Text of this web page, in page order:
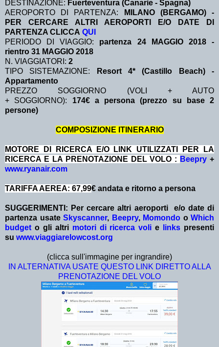
DESTINAZIONE: Fuerteventura (Canarie - Spagna)
AEROPORTO DI PARTENZA:
MILANO (BERGAMO) -
PER CERCARE ALTRI AEROPORTI E/O DATE DI
PARTENZA CLICCA QUI
PERIODO DI VIAGGIO: partenza 24 MAGGIO 2018 -
rientro 31 MAGGIO 2018
N. VIAGGIATORI: 2
TIPO SISTEMAZIONE:
Resort 4* (Castillo Beach) -
Appartamento
PREZZO SOGGIORNO (VOLI + AUTO
+ SOGGIORNO): 174€ a persona (prezzo su base 2
persone)
COMPOSIZIONE ITINERARIO
MOTORE DI RICERCA E/O LINK UTILIZZATI PER LA
RICERCA E LA PRENOTAZIONE DEL VOLO : Beepry +
www.ryanair.com
TARIFFA AEREA: 67,99€ andata e ritorno a persona
SUGGERIMENTI: Per cercare altri aeroporti e/o date di
partenza usate Skyscanner, Beepry, Momondo o Which
budget o gli altri motori di ricerca voli e links presenti
su www.viaggiarelowcost.org
(clicca sull'immagine per ingrandire)
IN ALTERNATIVA USATE QUESTO LINK DIRETTO ALLA
PRENOTAZIONE DEL VOLO